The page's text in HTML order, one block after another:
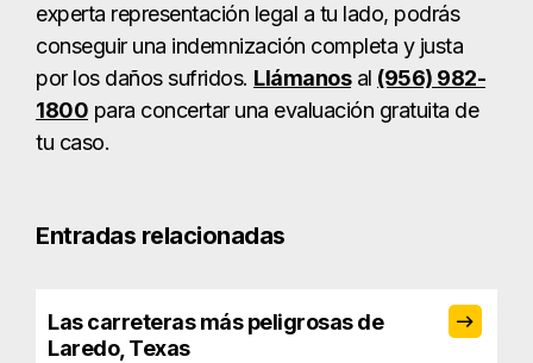
experta representación legal a tu lado, podrás
conseguir una indemnización completa y justa
por los daños sufridos. Llámanosal (956) 982-
1800 para concertar una evaluación gratuita de
tu caso.
Entradas relacionadas
Las carreteras más peligrosas de
Laredo, Texas